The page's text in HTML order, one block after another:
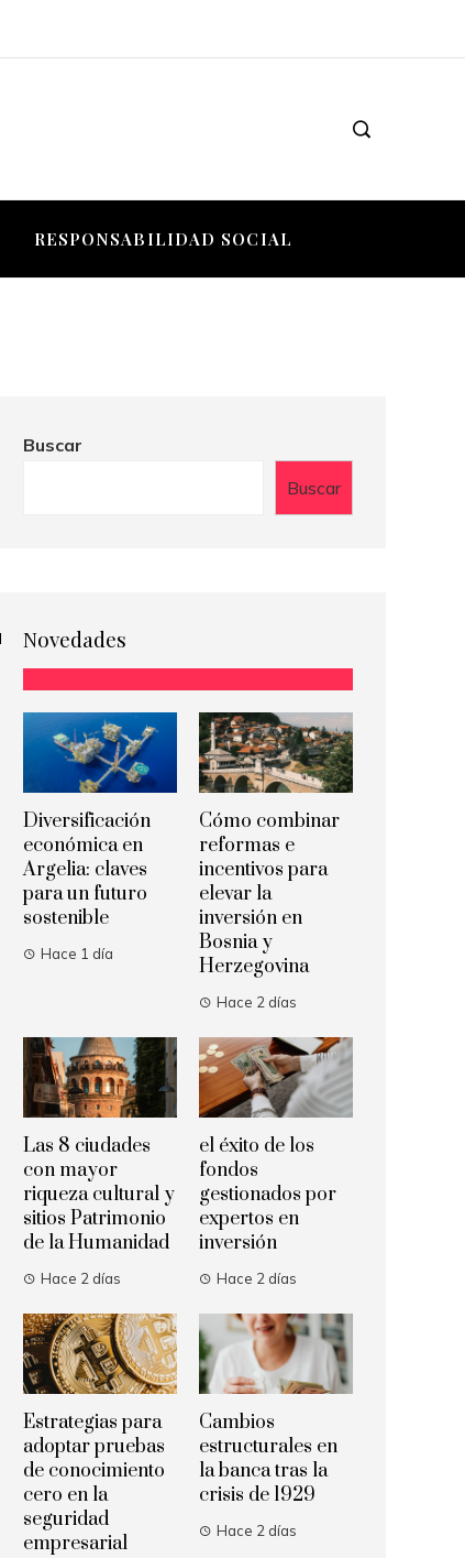
RESPONSABILIDAD SOCIAL
Buscar
Buscar
Novedades
Diversificación
económica en
Argelia: claves
para un futuro
sostenible
Hace 1 día
Cómo combinar
reformas e
incentivos para
elevar la
inversión en
Bosnia y
Herzegovina
Hace 2 días
Las 8 ciudades
con mayor
riqueza cultural y
sitios Patrimonio
de la Humanidad
Hace 2 días
el éxito de los
fondos
gestionados por
expertos en
inversión
Hace 2 días
Estrategias para
adoptar pruebas
de conocimiento
cero en la
seguridad
empresarial
Cambios
estructurales en
la banca tras la
crisis de 1929
Hace 2 días